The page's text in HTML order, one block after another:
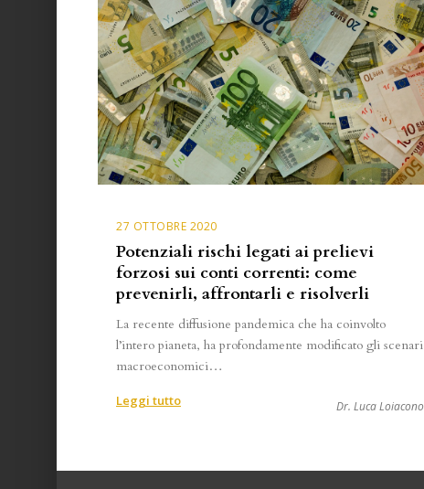
27 OTTOBRE 2020
Potenziali rischi legati ai prelievi
forzosi sui conti correnti: come
prevenirli, affrontarli e risolverli
La recente diffusione pandemica che ha coinvolto
l’intero pianeta, ha profondamente modificato gli scenari
macroeconomici…
Leggi tutto:
Dr. Luca Loiacono